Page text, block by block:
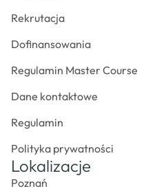
Rekrutacja
Dofinansowania
Regulamin Master Course
Dane kontaktowe
Regulamin
Polityka prywatności
Lokalizacje
Poznań